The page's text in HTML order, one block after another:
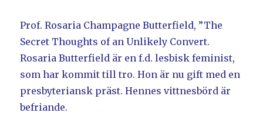
Prof. Rosaria Champagne Butterfield, ”The
Secret Thoughts of an Unlikely Convert.
Rosaria Butterfield är en f.d. lesbisk feminist,
som har kommit till tro. Hon är nu gift med en
presbyteriansk präst. Hennes vittnesbörd är
befriande.